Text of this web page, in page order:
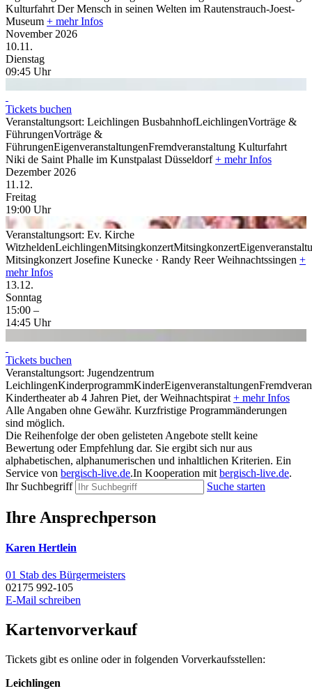
Kulturfahrt Der Mensch in seinen Welten im Rautenstrauch-Joest-
Museum + mehr Infos
November 2026
10.11.
Dienstag
09:45 Uhr
Tickets buchen
Veranstaltungsort: Leichlingen BusbahnhofLeichlingenVorträge &
FührungenVorträge &
FührungenEigenveranstaltungenFremdveranstaltung Kulturfahrt
Niki de Saint Phalle im Kunstpalast Düsseldorf + mehr Infos
Dezember 2026
11.12.
Freitag
19:00 Uhr
Veranstaltungsort: Ev. Kirche
WitzheldenLeichlingenMitsingkonzertMitsingkonzert
Mitsingkonzert Josefine Kunecke · Randy Reer Weihnachtssingen +
mehr Infos
13.12.
Sonntag
15:00 –
14:45 Uhr
Tickets buchen
Veranstaltungsort: Jugendzentrum
LeichlingenKinderprogrammKinderEigenveranstaltungen
Kindertheater ab 4 Jahren Piet, der Weihnachtspirat + mehr Infos
Alle Angaben ohne Gewähr. Kurzfristige Programmänderungen
sind möglich.
Die Reihenfolge der oben gelisteten Angebote stellt keine
Bewertung oder Empfehlung dar. Sie ergibt sich nur aus
alphabetischen, alphanumerischen und inhaltlichen Kriterien. Ein
Service von bergisch-live.de.In Kooperation mit bergisch-live.de.
Ihr Suchbegriff
Suche starten
Ihre Ansprechperson
Karen Hertlein
01 Stab des Bürgermeisters
02175 992-105
E-Mail schreiben
Kartenvorverkauf
Tickets gibt es online oder in folgenden Vorverkaufsstellen:
Leichlingen